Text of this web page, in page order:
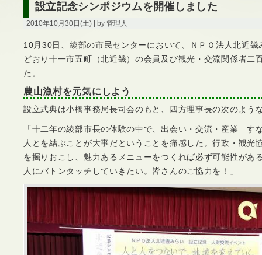
設立記念シンポジウムを開催しました
2010年10月30日(土) | by 管理人
10月30日、綾部の市民センターにおいて、ＮＰＯ法人北近
どおり十一市五町（北近畿）の会員及び観光・交流関係者二
た。
農山漁村を元気にしよう
設立式典は小橋事務局長司会のもと、四方理事長の次のよう
「十二年の綾部市長の体験の中で、出会い・交流・産業―す
人とを結ぶことが大事だということを痛感した。行政・観光
を掘りおこし、魅力あるメニューをつくれば必ず可能性があ
人にバトンタッチしていきたい。皆さんのご協力を！」